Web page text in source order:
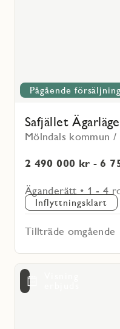
Pågående försäljning
Safjället
Mölndals kommun
2 490 000 kr - 6
Äganderätt • 1 - 4
Inflyttningsklart
Tillträde omgående
Läs
mer
om